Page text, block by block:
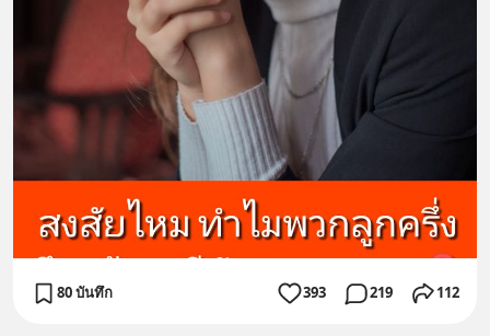
80 บันทึก 393 219 112